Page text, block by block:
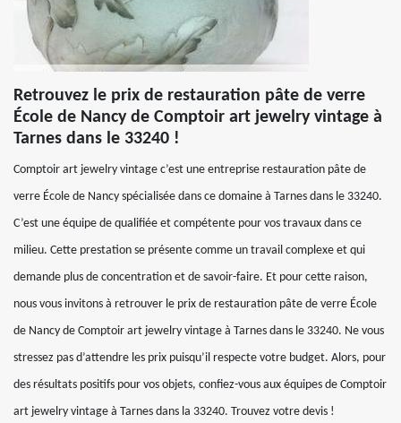
Retrouvez le prix de restauration pâte de verre
École de Nancy de Comptoir art jewelry vintage à
Tarnes dans le 33240 !
Comptoir art jewelry vintage c’est une entreprise restauration pâte de
verre École de Nancy spécialisée dans ce domaine à Tarnes dans le 33240.
C’est une équipe de qualifiée et compétente pour vos travaux dans ce
milieu. Cette prestation se présente comme un travail complexe et qui
demande plus de concentration et de savoir-faire. Et pour cette raison,
nous vous invitons à retrouver le prix de restauration pâte de verre École
de Nancy de Comptoir art jewelry vintage à Tarnes dans le 33240. Ne vous
stressez pas d’attendre les prix puisqu’il respecte votre budget. Alors, pour
des résultats positifs pour vos objets, confiez-vous aux équipes de Comptoir
art jewelry vintage à Tarnes dans la 33240. Trouvez votre devis !